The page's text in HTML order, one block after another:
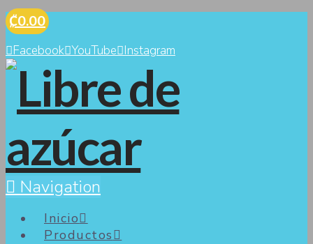
₡0.00
Facebook YouTube Instagram
Navigation
Inicio
Productos